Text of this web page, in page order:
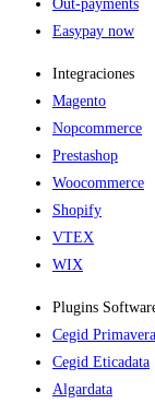
Out-payments
Easypay now
Integraciones
Magento
Nopcommerce
Prestashop
Woocommerce
Shopify
VTEX
WIX
Plugins
Cegid Primavera
Cegid Eticadata
Algardata